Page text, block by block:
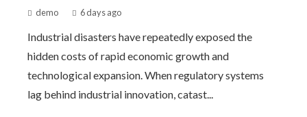
demo 6 days ago
Industrial disasters have repeatedly exposed the
hidden costs of rapid economic growth and
technological expansion. When regulatory systems
lag behind industrial innovation, catast...